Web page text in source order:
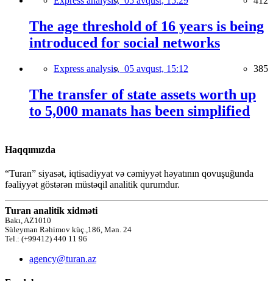
The age threshold of 16 years is being
introduced for social networks
Express analysis, 05 avqust, 15:12 385
The transfer of state assets worth up
to 5,000 manats has been simplified
Haqqımızda
“Turan” siyasət, iqtisadiyyat və cəmiyyət həyatının qovuşuğunda
fəaliyyət göstərən müstəqil analitik qurumdur.
Turan analitik xidməti
Bakı, AZ1010
Süleyman Rəhimov küç.,186, Mən. 24
Tel.: (+99412) 440 11 96
agency@turan.az